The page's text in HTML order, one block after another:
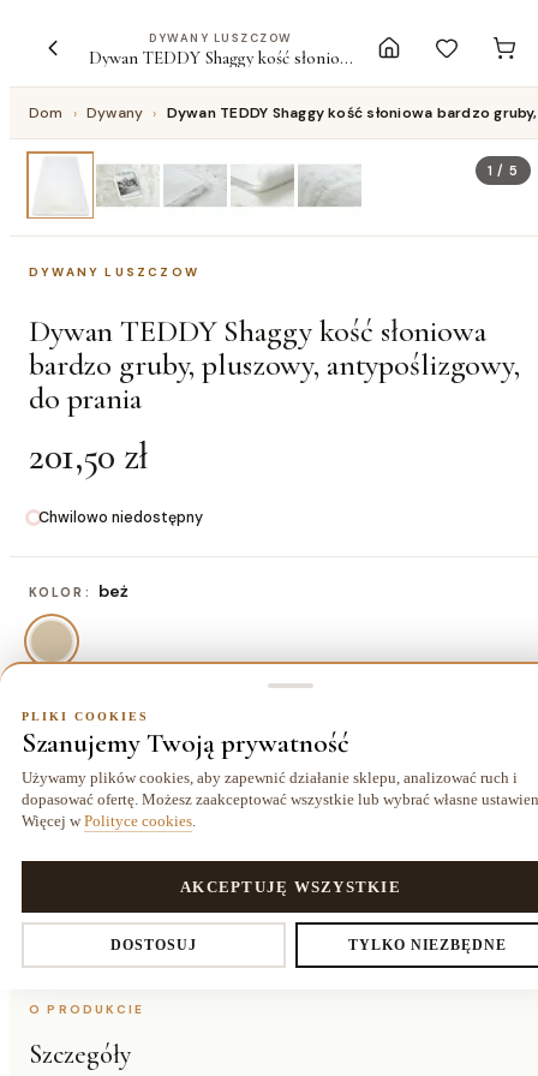
DYWANY LUSZCZOW
Dywan TEDDY Shaggy kość słoniowa bardzo gruby, pluszowy, antypoślizgowy, do prania
Dom › Dywany › Dywan TEDDY Shaggy kość słoniowa bardzo
1 /5
DYWANY LUSZCZOW
Dywan TEDDY Shaggy kość słoniowa
bardzo gruby, pluszowy, antypoślizgowy,
do prania
201,50 zł
Chwilowo niedostępny
KOLOR: beż
ROZMIAR: 60x100 cm
60x100 cm
201,50 zł
80x150 cm
409,50 zł
120x160 cm
669,50 zł
160x220
cm
Dostawa kurierem
25,00 zł
14 dni
na zwrot
Gwarancja
24 miesiące
O PRODUKCIE
Szczegóły
PLIKI COOKIES
Szanujemy Twoją prywatność
Używamy plików cookies, aby zapewnić działanie sklepu, analizować ruch i
dopasować ofertę. Możesz zaakceptować wszystkie lub wybrać własne
Więcej w Polityce cookies
DOSTOSUJ TYLKO NIEZBĘDNE
AKCEPTUJĘ WSZYSTKIE
Ustawienia prywatności
Decydujesz, które dane zbieramy. Niezbędne pliki cookies są